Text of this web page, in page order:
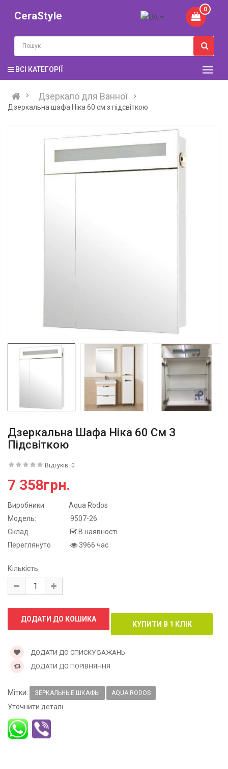
CeraStyle
0
ВСІ КАТЕГОРІЇ
Дзеркало для Ванної
Дзеркальна шафа Ніка 60 см з підсвіткою
Дзеркальна Шафа Ніка 60 См З
Підсвіткою
Відгуків: 0
7 358грн.
Виробники
Aqua Rodos
Модель:
9507-26
Склад
В наявності
Переглянуто
3966 час
Кількість
ДОДАТИ ДО СПИСКУ БАЖАНЬ
ДОДАТИ ДО ПОРІВНЯННЯ
Мітки: ЗЕРКАЛЬНЫЕ ШКАФЫ AQUA RODOS
Уточнити деталі